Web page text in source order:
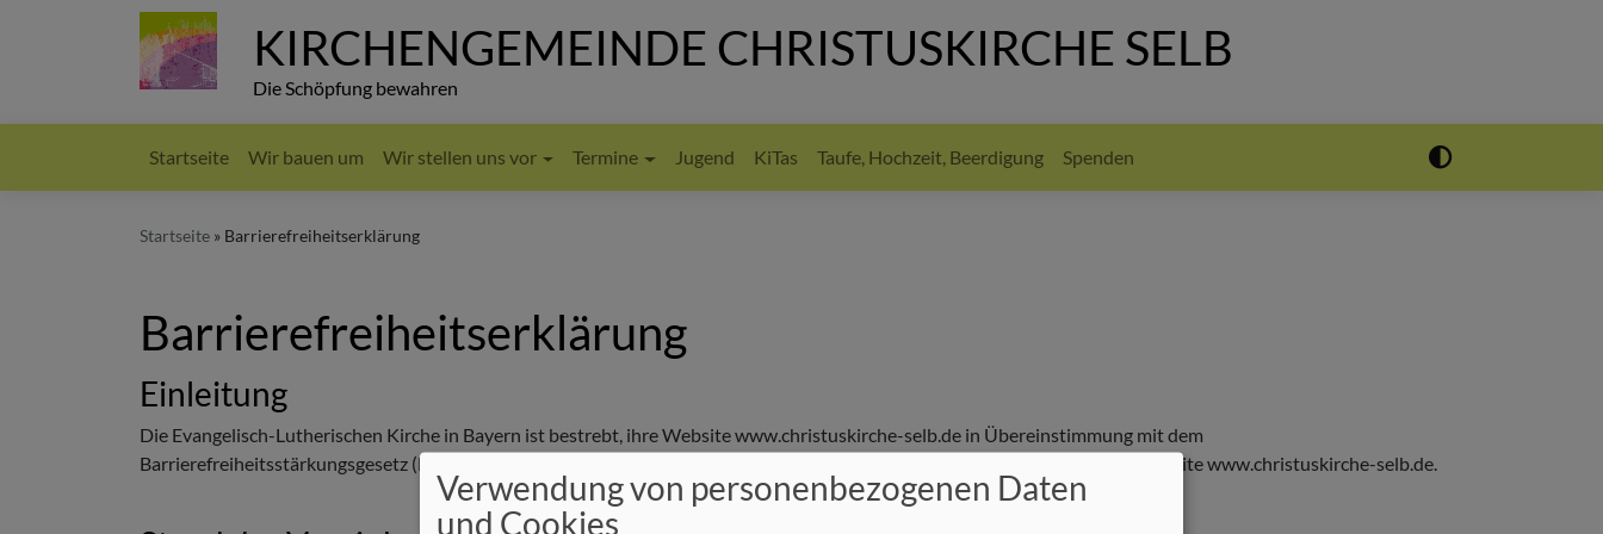
KIRCHENGEMEINDE CHRISTUSKIRCHE SELB
Die Schöpfung bewahren
Hauptnavigation
Startseite Wir bauen um Wir stellen uns vor Termine Jugend KiTas Taufe, Hochzeit, Beerdigung Spenden
Startseite Barrierefreiheitserklärung
Barrierefreiheitserklärung
Einleitung
Die Evangelisch-Lutherischen Kirche in Bayern ist bestrebt, ihre Website www.christuskirche-selb.de in Übereinstimmung mit dem
Barrierefreiheitsstärkungsgesetz (BFSG) barrierefrei zugänglich zu machen. Diese Erklärung zur Barrierefreiheit gilt für die Website www.christuskirche-selb.de.
Verwendung von personenbezogenen Daten
und Cookies